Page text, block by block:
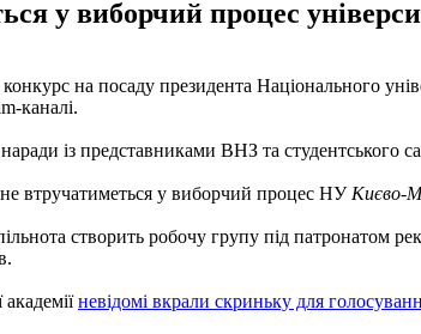
у виборчий процес
на посаду президента Національного
каналі.
із представниками ВНЗ та
не втручатиметься у виборчий процес НУ Києво-
створить робочу групу під патронатом
невідомі вкрали скриньку для